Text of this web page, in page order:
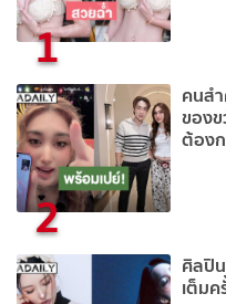
1
2
คนส
ของ
ต้อง
ศิลปิ
เต็มค